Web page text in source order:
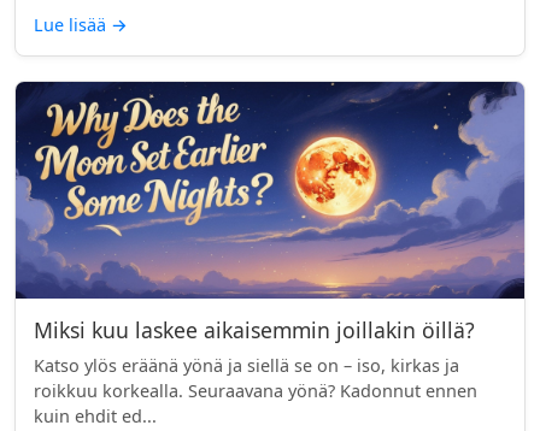
Lue lisää →
Miksi kuu laskee aikaisemmin joillakin öillä?
Katso ylös eräänä yönä ja siellä se on – iso, kirkas ja
roikkuu korkealla. Seuraavana yönä? Kadonnut ennen
kuin ehdit ed...